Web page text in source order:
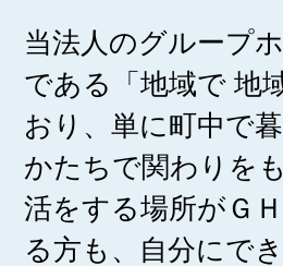
当法人のグループ
である「地域で 地
おり、単に町中で
かたちで関わりを
活をする場所がＧ
る方も、自分にで